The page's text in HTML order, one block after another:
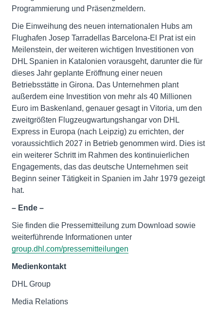
Programmierung und Präsenzmeldern.
Die Einweihung des neuen internationalen Hubs am
Flughafen Josep Tarradellas Barcelona-El Prat ist ein
Meilenstein, der weiteren wichtigen Investitionen von
DHL Spanien in Katalonien vorausgeht, darunter die für
dieses Jahr geplante Eröffnung einer neuen
Betriebsstätte in Girona. Das Unternehmen plant
außerdem eine Investition von mehr als 40 Millionen
Euro im Baskenland, genauer gesagt in Vitoria, um den
zweitgrößten Flugzeugwartungshangar von DHL
Express in Europa (nach Leipzig) zu errichten, der
voraussichtlich 2027 in Betrieb genommen wird. Dies ist
ein weiterer Schritt im Rahmen des kontinuierlichen
Engagements, das das deutsche Unternehmen seit
Beginn seiner Tätigkeit in Spanien im Jahr 1979 gezeigt
hat.
– Ende –
Sie finden die Pressemitteilung zum Download sowie
weiterführende Informationen unter
group.dhl.com/pressemitteilungen
Medienkontakt
DHL Group
Media Relations